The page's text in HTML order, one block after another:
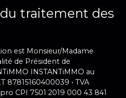
traitement des
est Monsieur/Madame
de Président de
INSTANTiMMO au
87815160400039 • TVA
CPI 7501 2019 000 43 841